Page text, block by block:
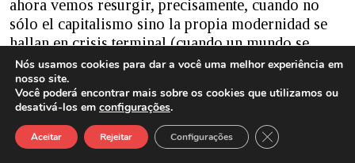
ahora vemos resurgir, precisamente, cuando no
sólo el capitalismo sino la propia modernidad se
hallan en crisis terminal (cuando un mundo se
viene abajo, son sus valores más consagrados los
que despiertan coléricamente en su agonía).
La estabilidad del primer mundo, o sea, del centro,
es producto de una dialéctica de transferencia
sistemática, esto quiere decir que, para lograr su
Nós usamos cookies para dar a você uma melhor experiência em
nosso site.
Você poderá encontrar mais sobre os cookies que utilizamos ou
desativá-los em configurações.
Aceitar Rejeitar Configurações Close GDPR